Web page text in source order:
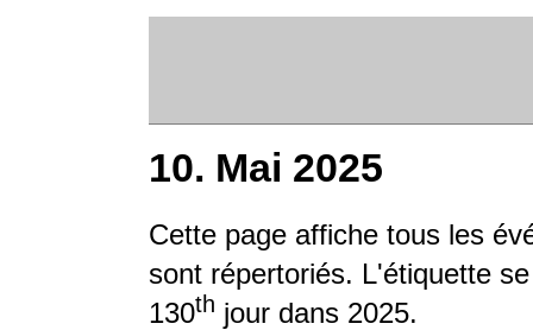
10. Mai 2025
Cette page affiche tous les
sont répertoriés. L'étiquette
130th jour dans 2025.